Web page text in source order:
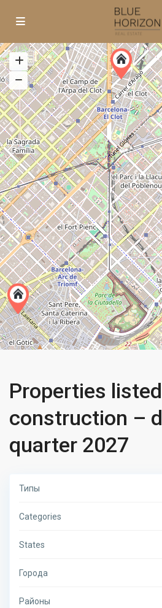
Properties
construction –
quarter 2027
Типы
Categories
States
Города
Районы